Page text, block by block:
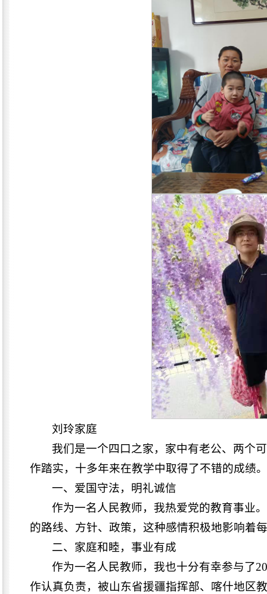
刘玲家庭
我们是一个四口之家，家中有老公、两个
作踏实，十多年来在教学中取得了不错的成绩
一、爱国守法，明礼诚信
作为一名人民教师，我热爱党的教育事业
的路线、方针、政策，这种感情积极地影响着
二、家庭和睦，事业有成
作为一名人民教师，我也十分有幸参与了
作认真负责，被山东省援疆指挥部、喀什地区